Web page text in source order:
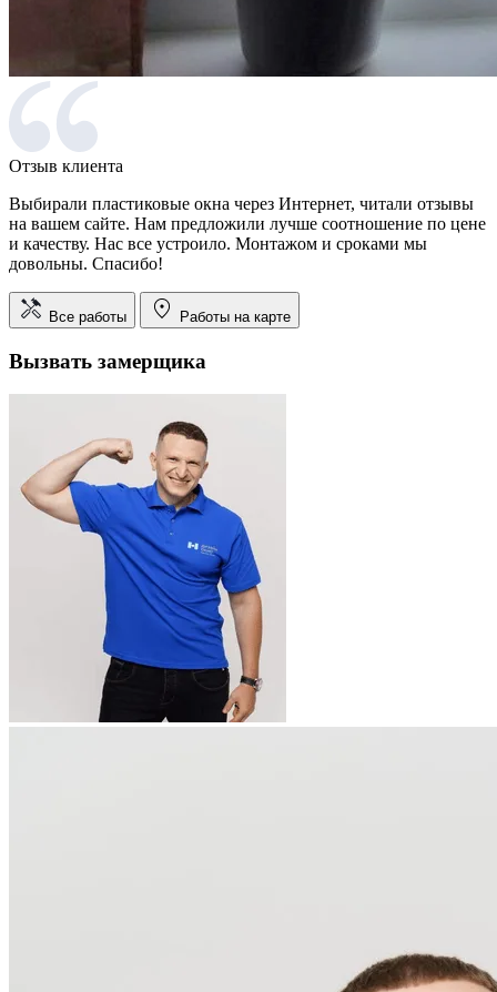
Отзыв клиента
Выбирали пластиковые окна через Интернет, читали отзывы
на вашем сайте. Нам предложили лучше соотношение по цене
и качеству. Нас все устроило. Монтажом и сроками мы
довольны. Спасибо!
Все работы Работы на карте
Вызвать замерщика